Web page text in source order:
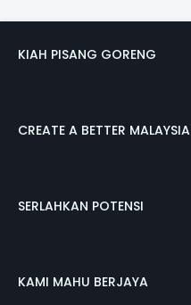
KIAH PISANG GORENG
CREATE A BETTER MALAYSIA
SERLAHKAN POTENSI
KAMI MAHU BERJAYA